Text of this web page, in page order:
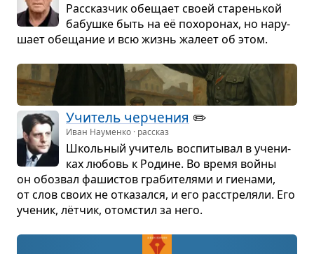
Рас­сказ­чик обе­щает своей ста­рень­кой
бабушке быть на её похо­ро­нах, но нару­
шает обе­ща­ние и всю жизнь жалеет об этом.
Учи­тель чер­че­ния ✏️
Иван Науменко · рассказ
Школь­ный учи­тель вос­пи­ты­вал в уче­ни­
ках любовь к Родине. Во время войны
он обо­звал фаши­стов гра­би­те­лями и гие­нами,
от слов своих не отка­зался, и его рас­стре­ляли. Его
уче­ник, лёт­чик, ото­мстил за него.